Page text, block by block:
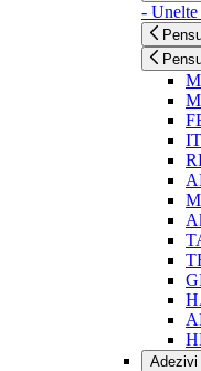
-
Adezivi